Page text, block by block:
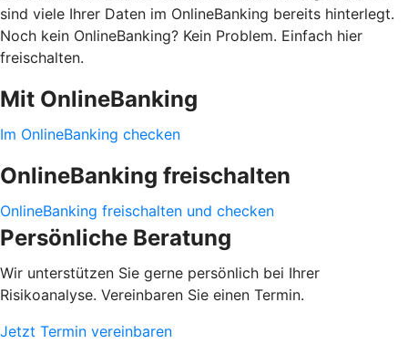
sind viele Ihrer Daten im OnlineBanking bereits hinterlegt.
Noch kein OnlineBanking? Kein Problem. Einfach hier
freischalten.
Mit OnlineBanking
Im OnlineBanking checken
OnlineBanking freischalten
OnlineBanking freischalten und checken
Persönliche Beratung
Wir unterstützen Sie gerne persönlich bei Ihrer
Risikoanalyse. Vereinbaren Sie einen Termin.
Jetzt Termin vereinbaren